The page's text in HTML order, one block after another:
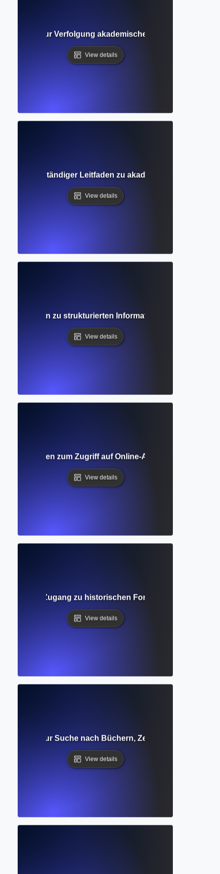
zur Verfolgung akademischer Einflussnahme
View details
Vollständiger Leitfaden zu akademischen
View details
Leitfaden zu strukturierten Informationssystemen für
View details
Leitfaden zum Zugriff auf Online-Akademische
View details
für den Zugang zu historischen Forschungen und die
View details
Leitfaden zur Suche nach Büchern, Zeitschriften und
View details